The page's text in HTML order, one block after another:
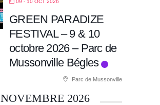
09 - 10 OCT 2026
GREEN PARADIZE
FESTIVAL – 9 & 10
octobre 2026 – Parc de
Mussonville Bégles
Parc de Mussonville
NOVEMBRE 2026